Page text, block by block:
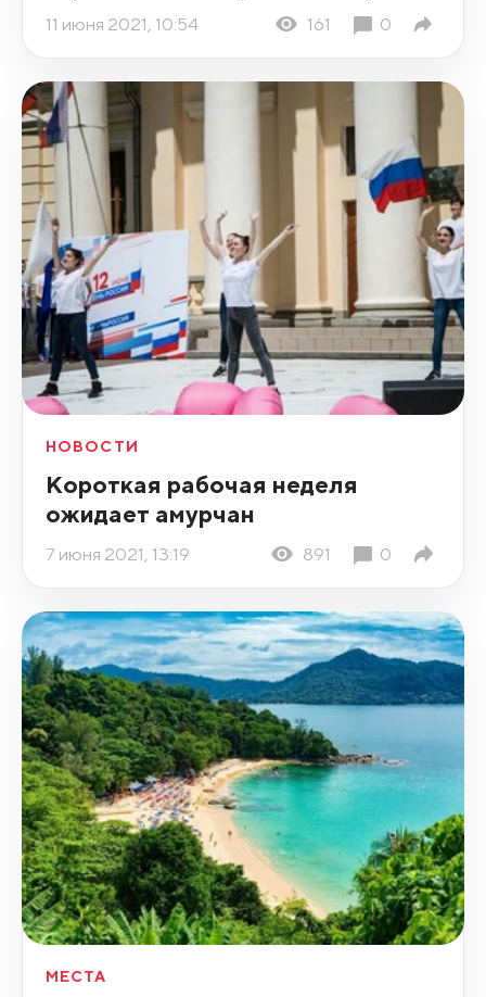
11 июня 2021, 10:54 161 0
НОВОСТИ
Короткая рабочая неделя
ожидает амурчан
7 июня 2021, 13:19 891 0
МЕСТА